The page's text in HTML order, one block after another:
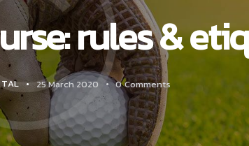
rules &
25 March 2020 0 Comments